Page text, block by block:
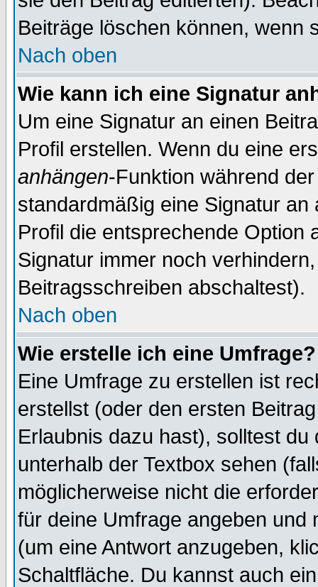
Beiträge löschen können, wenn
Nach oben
Wie kann ich eine Signatur
Um eine Signatur an einen
Profil erstellen. Wenn du eine
anhängen-Funktion während
standardmäßig eine Signatur
Profil die entsprechende Option
Signatur immer noch
Beitragsschreiben abschaltest).
Nach oben
Wie erstelle ich eine Umfrage?
Eine Umfrage zu erstellen ist
erstellst (oder den ersten
Erlaubnis dazu hast), solltest
unterhalb der Textbox sehen
möglicherweise nicht die
für deine Umfrage angeben und
(um eine Antwort anzugeben,
Schaltfläche. Du kannst auch